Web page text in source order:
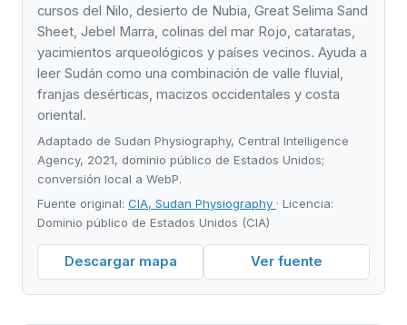
cursos del Nilo, desierto de Nubia, Great Selima Sand
Sheet, Jebel Marra, colinas del mar Rojo, cataratas,
yacimientos arqueológicos y países vecinos. Ayuda a
leer Sudán como una combinación de valle fluvial,
franjas desérticas, macizos occidentales y costa
oriental.
Adaptado de Sudan Physiography, Central Intelligence
Agency, 2021, dominio público de Estados Unidos;
conversión local a WebP.
Fuente original: CIA, Sudan Physiography · Licencia:
Dominio público de Estados Unidos (CIA)
Descargar mapa Ver fuente